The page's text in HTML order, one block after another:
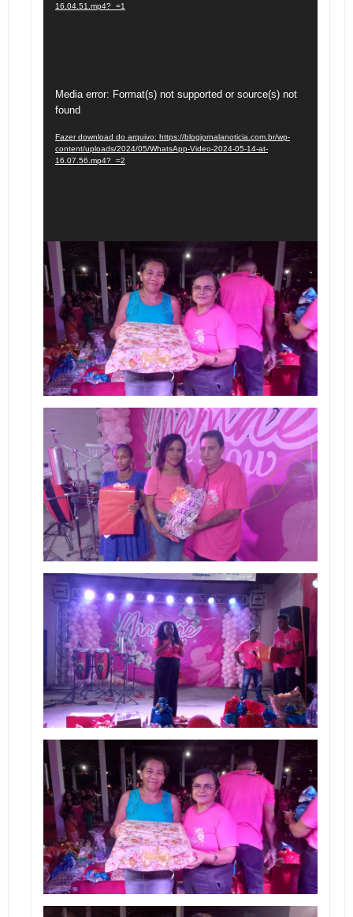
16.04.51.mp4?_=1
Tocador
de
vídeo
Media error: Format(s) not supported or source(s) not
found
Fazer download do arquivo: https://blogjornalanoticia.com.br/wp-
content/uploads/2024/05/WhatsApp-Video-2024-05-14-at-
16.07.56.mp4?_=2